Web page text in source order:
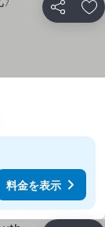
シェア お
料金を表示